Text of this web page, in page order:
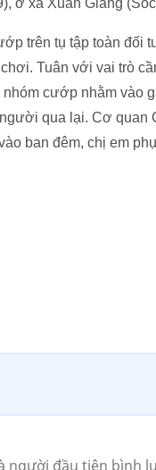
ở xã Xuân Giang
trên tụ tập toàn đối
Tuân với vai trò
cướp nhằm vào
qua lại. Cơ quan
ban đêm, chị em